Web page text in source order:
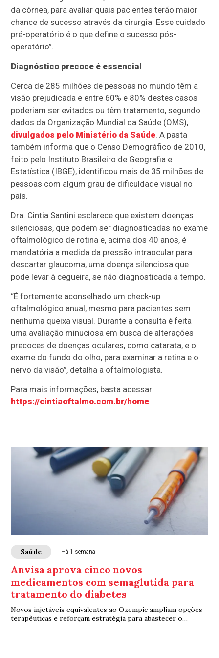
da córnea, para avaliar quais pacientes terão maior
chance de sucesso através da cirurgia. Esse cuidado
pré-operatório é o que define o sucesso pós-
operatório”.
Diagnóstico precoce é essencial
Cerca de 285 milhões de pessoas no mundo têm a
visão prejudicada e entre 60% e 80% destes casos
poderiam ser evitados ou têm tratamento, segundo
dados da Organização Mundial da Saúde (OMS),
divulgados pelo Ministério da Saúde. A pasta
também informa que o Censo Demográfico de 2010,
feito pelo Instituto Brasileiro de Geografia e
Estatística (IBGE), identificou mais de 35 milhões de
pessoas com algum grau de dificuldade visual no
país.
Dra. Cintia Santini esclarece que existem doenças
silenciosas, que podem ser diagnosticadas no exame
oftalmológico de rotina e, acima dos 40 anos, é
mandatória a medida da pressão intraocular para
descartar glaucoma, uma doença silenciosa que
pode levar à cegueira, se não diagnosticada a tempo.
“É fortemente aconselhado um check-up
oftalmológico anual, mesmo para pacientes sem
nenhuma queixa visual. Durante a consulta é feita
uma avaliação minuciosa em busca de alterações
precoces de doenças oculares, como catarata, e o
exame do fundo do olho, para examinar a retina e o
nervo da visão”, detalha a oftalmologista.
Para mais informações, basta acessar:
https://cintiaoftalmo.com.br/home
Saúde Há 1 semana
Anvisa aprova cinco novos
medicamentos com semaglutida para
tratamento do diabetes
Novos injetáveis equivalentes ao Ozempic ampliam opções
terapêuticas e reforçam estratégia para abastecer o